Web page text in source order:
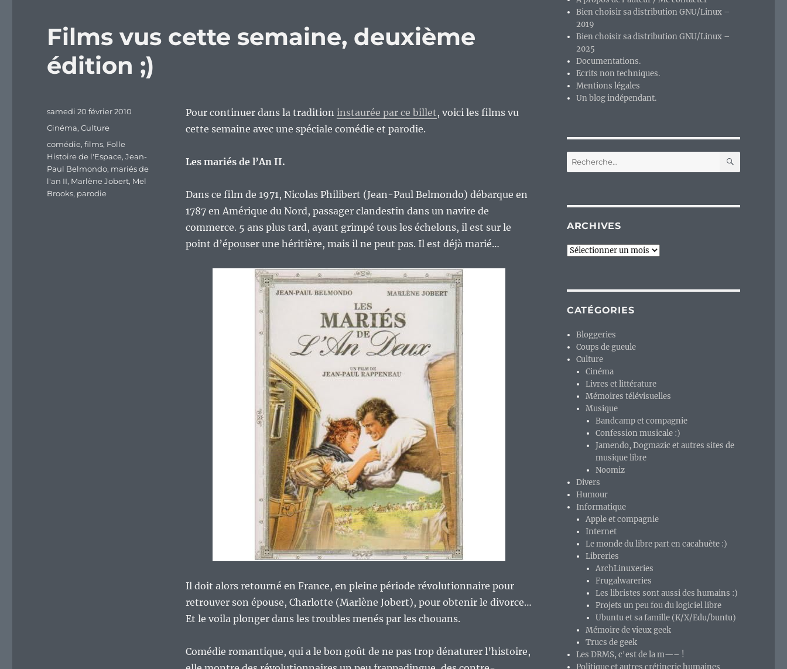
Films vus cette semaine, deuxième
édition ;)
Pour continuer dans la tradition instaurée par ce billet, voici les films vu
cette semaine avec une spéciale comédie et parodie.
Les mariés de l’An II.
Dans ce film de 1971, Nicolas Philibert (Jean-Paul Belmondo) débarque en
1787 en Amérique du Nord, passager clandestin dans un navire de
commerce. 5 ans plus tard, ayant grimpé tous les échelons, il est sur le
point d’épouser une héritière, mais il ne peut pas. Il est déjà marié…
Il doit alors retourné en France, en pleine période révolutionnaire pour
retrouver son épouse, Charlotte (Marlène Jobert), pour obtenir le divorce…
Et le voila plonger dans les troubles menés par les chouans.
Comédie romantique, qui a le bon goût de ne pas trop dénaturer l’histoire,
Publié
le
samedi 20 février 2010
Catégories
Cinéma,Culture
Étiquettes
comédie,films, Folle
Histoire de l'Espace,Jean-
Paul Belmondo, mariés de
l'an II, Marlène Jobert, Mel
Brooks, parodie
Bien choisir sa distribution GNU/Linux –
2019
Bien choisir sa distribution GNU/Linux –
2025
Documentations.
Ecrits non techniques.
Mentions légales
Un blog indépendant.
Recherche
pour :
ARCHIVES
Archives
CATÉGORIES
Bloggeries
Coups de gueule
Culture
Cinéma
Livres et littérature
Mémoires télévisuelles
Musique
Bandcamp et compagnie
Confession musicale :)
Jamendo, Dogmazic et autres sites de
musique libre
Noomiz
Divers
Humour
Informatique
Apple et compagnie
Internet
Le monde du libre part en cacahuète :)
Libreries
ArchLinuxeries
Frugalwareries
Les libristes sont aussi des humains :)
Projets un peu fou du logiciel libre
Ubuntu et sa famille (K/X/Edu/buntu)
Mémoire de vieux geek
Trucs de geek
Les DRMS, c'est de la m—– !